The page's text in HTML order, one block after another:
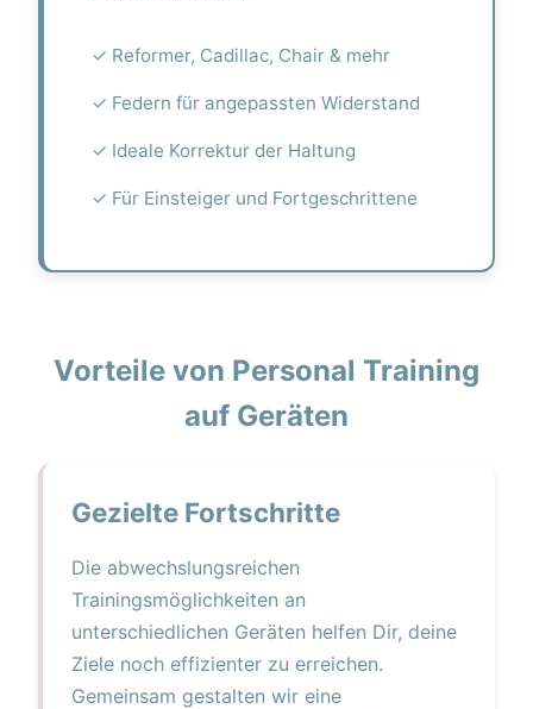
✓ Reformer, Cadillac, Chair & mehr
✓ Federn für angepassten Widerstand
✓ Ideale Korrektur der Haltung
✓ Für Einsteiger und Fortgeschrittene
Vorteile von Personal Training
auf Geräten
Gezielte Fortschritte
Die abwechslungsreichen
Trainingsmöglichkeiten an
unterschiedlichen Geräten helfen Dir, deine
Ziele noch effizienter zu erreichen.
Gemeinsam gestalten wir eine